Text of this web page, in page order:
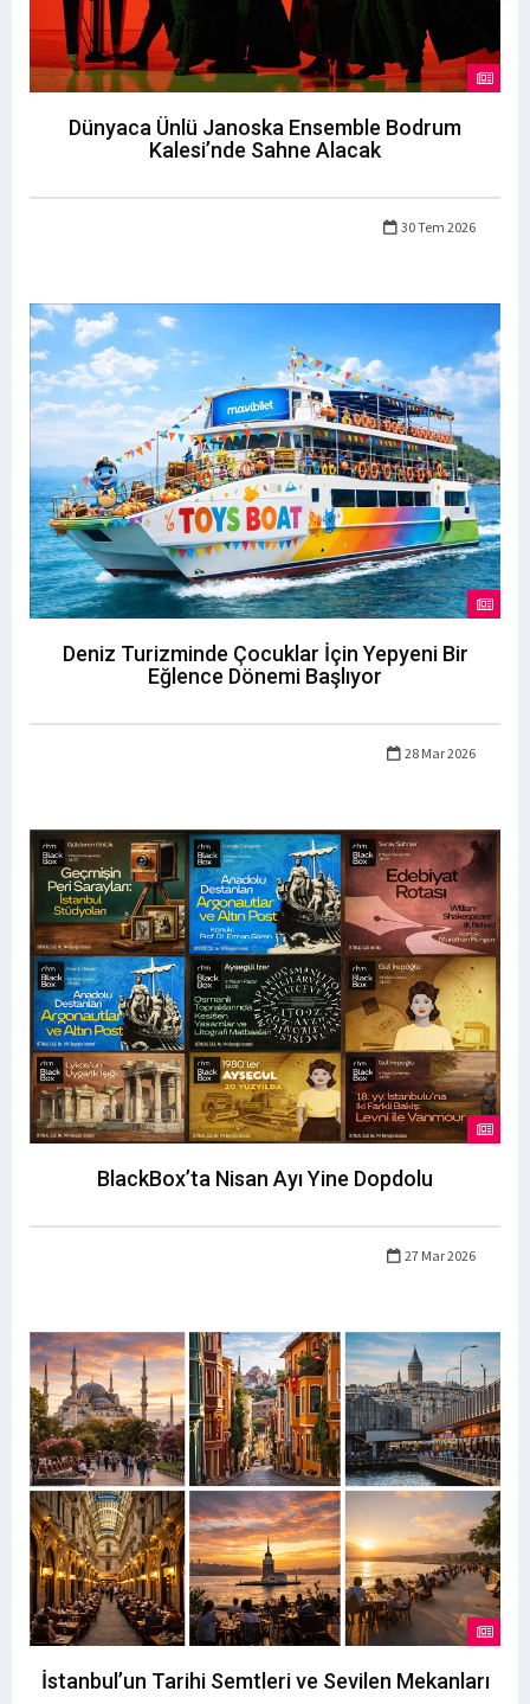
Dünyaca Ünlü Janoska Ensemble Bodrum
Kalesi’nde Sahne Alacak
30 Tem 2026
Deniz Turizminde Çocuklar İçin Yepyeni Bir
Eğlence Dönemi Başlıyor
28 Mar 2026
BlackBox’ta Nisan Ayı Yine Dopdolu
27 Mar 2026
İstanbul’un Tarihi Semtleri ve Sevilen Mekanları